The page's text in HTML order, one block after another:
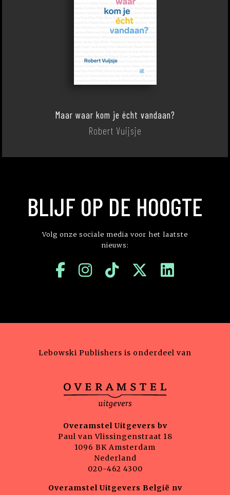
Maar waar kom je écht vandaan?
Robert Vuijsje
BLIJF OP DE HOOGTE
Volg onze sociale media voor het laatste
nieuws:
Lebowski Publishers is onderdeel van
Overamstel Uitgevers bv
Paul van Vlissingenstraat 18
1096 BK Amsterdam
Nederland
020-462 4300
Overamstel Uitgevers België nv